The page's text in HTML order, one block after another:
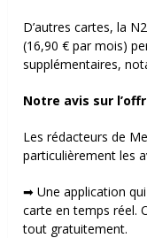
D’autres cartes, la
(16,90 € par mois)
supplémentaires,
Notre avis sur
Les rédacteurs de
particulièrement les
➡ Une application
carte en temps réel.
tout gratuitement.